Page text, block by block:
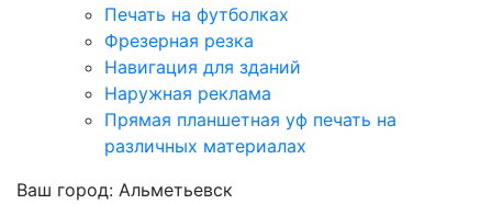
Печать на футболках
Фрезерная резка
Навигация для зданий
Наружная реклама
Прямая планшетная уф печать на
различных материалах
Ваш город: Альметьевск